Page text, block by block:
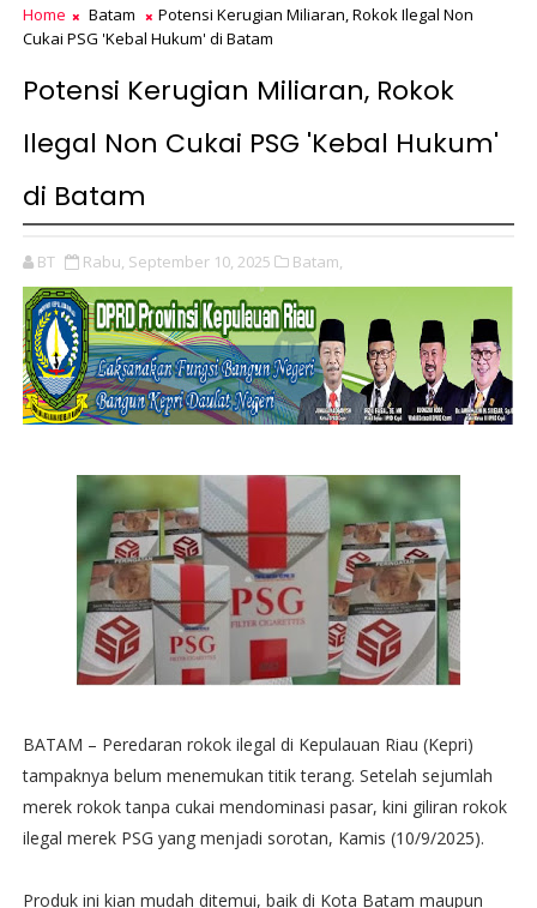
Home Batam
Potensi Kerugian Miliaran, Rokok Ilegal Non
Cukai PSG 'Kebal Hukum' di Batam
Potensi Kerugian Miliaran, Rokok
Ilegal Non Cukai PSG 'Kebal Hukum'
di Batam
BT Rabu, September 10, 2025 Batam,
BATAM – Peredaran rokok ilegal di Kepulauan Riau (Kepri)
tampaknya belum menemukan titik terang. Setelah sejumlah
merek rokok tanpa cukai mendominasi pasar, kini giliran rokok
ilegal merek PSG yang menjadi sorotan, Kamis (10/9/2025).
Produk ini kian mudah ditemui, baik di Kota Batam maupun